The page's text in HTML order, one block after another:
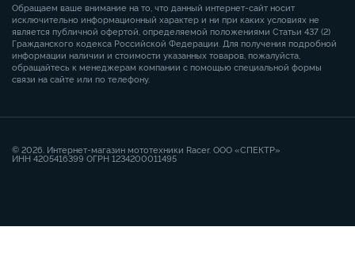
Обращаем ваше внимание на то, что данный интернет-сайт носит
исключительно информационный характер и ни при каких условиях не
является публичной офертой, определяемой положениями Статьи 437 (2)
Гражданского кодекса Российской Федерации. Для получения подробной
информации наличии и стоимости указанных товаров, пожалуйста,
обращайтесь к менеджерам компании с помощью специальной формы
связи на сайте или по телефону.
© 2026. Интернет-магазин мототехники Racer. ООО «СПЕКТР»
ИНН 4205416399 ОГРН 1234200011495